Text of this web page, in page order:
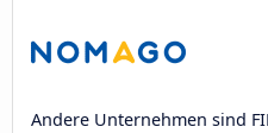
Andere Unternehmen sind